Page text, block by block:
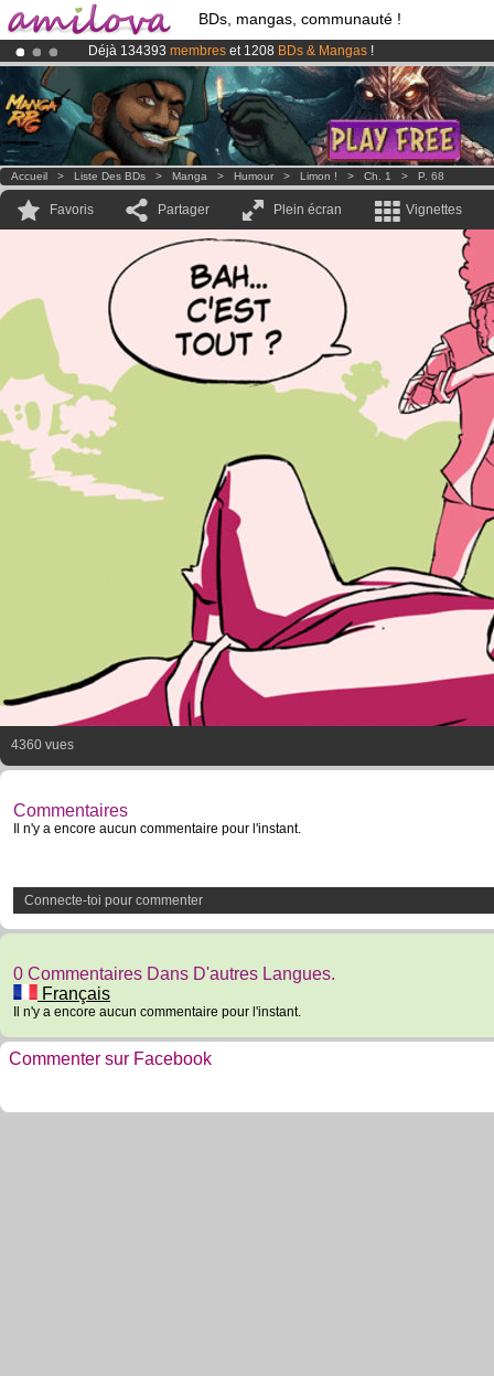
BDs, mangas, communauté !
Déjà 134393 membres et 1208 BDs & Mangas !
Abonnement premium: à partir de3.95 eurospar mois !Clique ici
LeKickstarter Amilova est désormais lancé
Accueil > Liste Des BDs > Manga > Humour > Limon ! > Ch. 1 > P. 68
Favoris Partager Plein écran Vignettes
4360 vues
Commentaires
Il n'y a encore aucun commentaire pour l'instant.
Connecte-toi pour commenter
0 Commentaires Dans D'autres Langues.
Français
Il n'y a encore aucun commentaire pour l'instant.
Commenter sur Facebook